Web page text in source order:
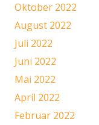
Oktober 2022
August 2022
Juli 2022
Juni 2022
Mai 2022
April 2022
Februar 2022